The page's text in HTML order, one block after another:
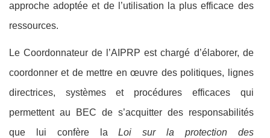
approche adoptée et de l’utilisation la plus efficace des
ressources.
Le Coordonnateur de l’AIPRP est chargé d’élaborer, de
coordonner et de mettre en œuvre des politiques, lignes
directrices, systèmes et procédures efficaces qui
permettent au BEC de s’acquitter des responsabilités
que lui confère laLoi sur la protection des